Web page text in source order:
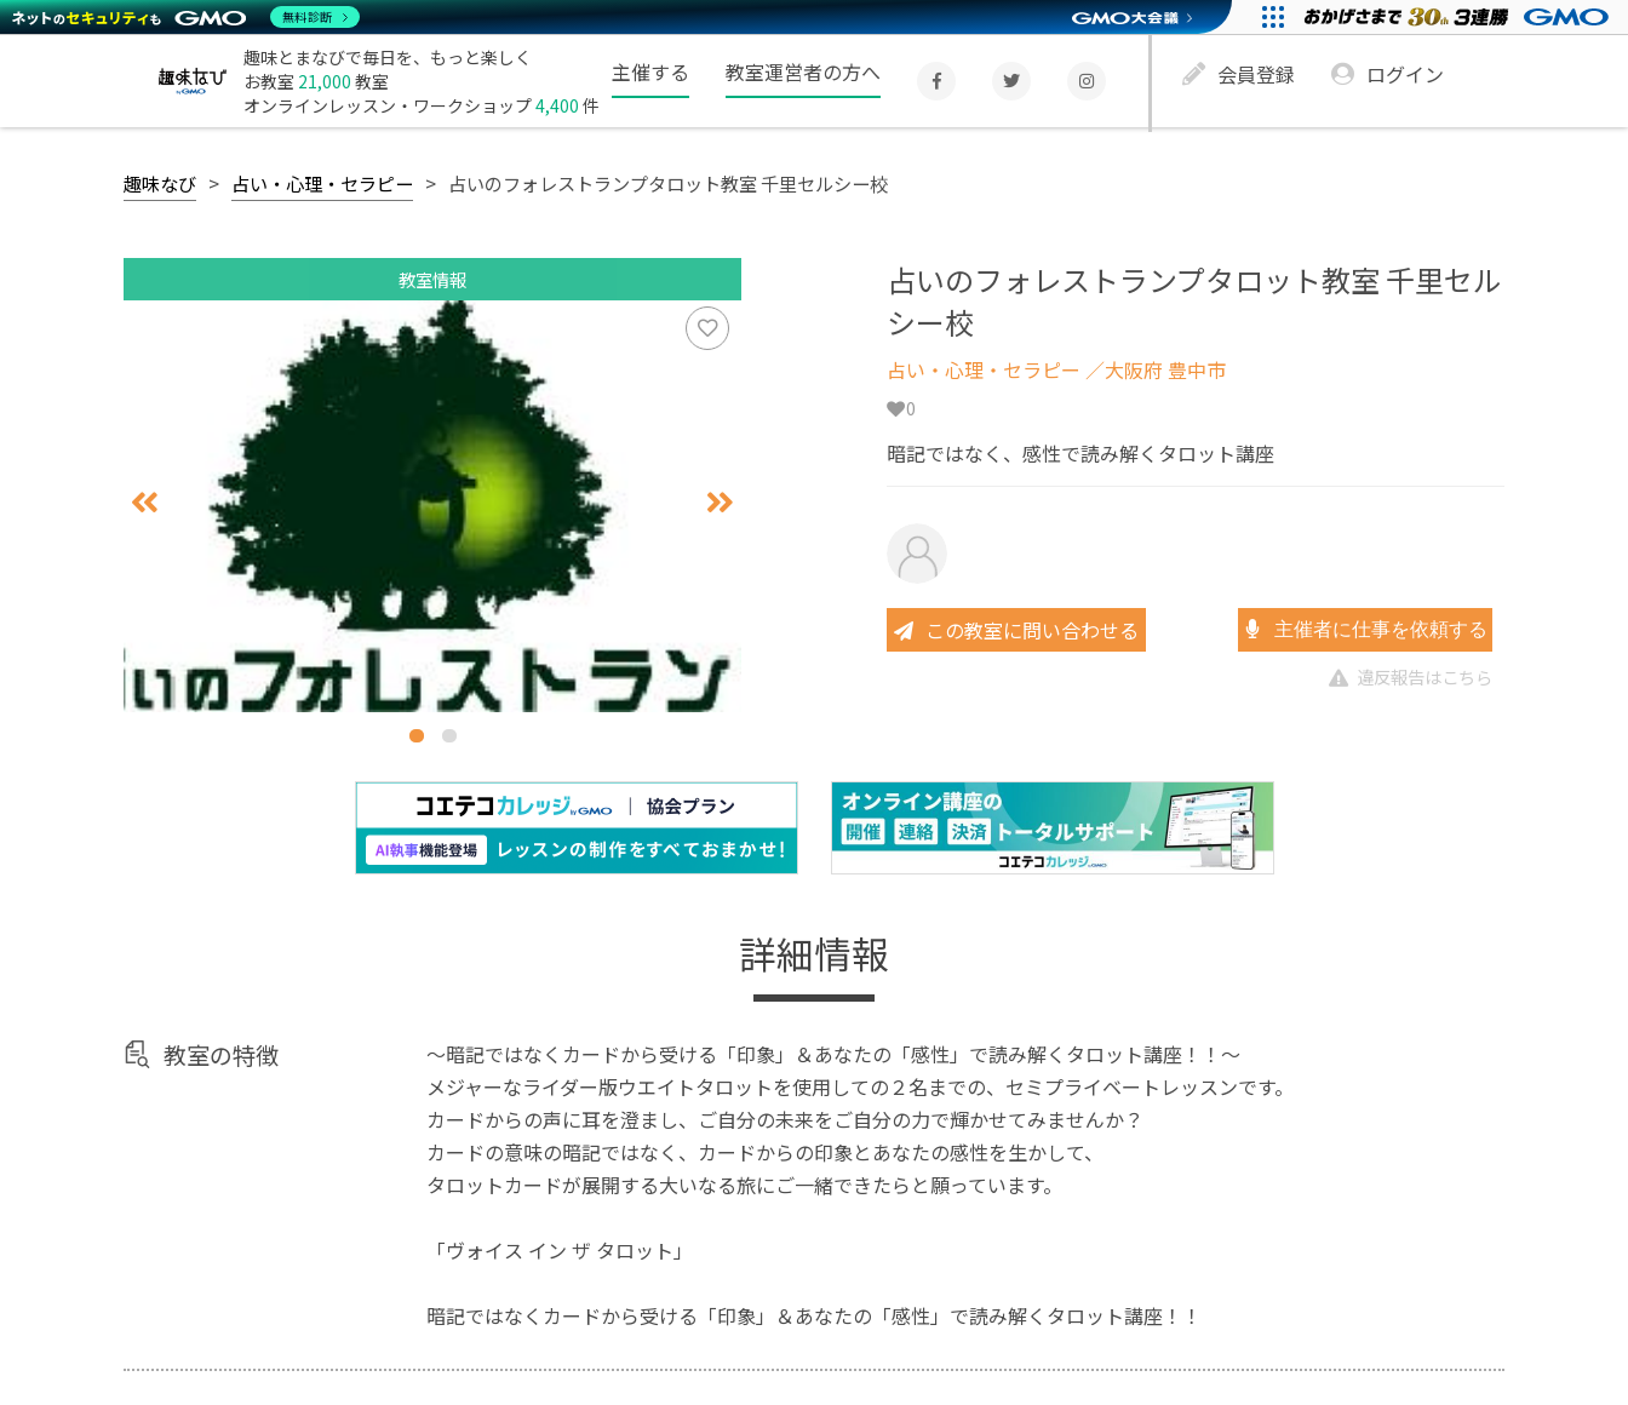
趣味とまなびで毎日を、もっと楽しく
お教室 21,000 教室
オンラインレッスン・ワークショップ4,400 件
主催する 教室運営者の方へ 会員登録 ログイン
趣味なび 占い・心理・セラピー 占いのフォレストランプタロット教室 千里セルシー校
教室情報
占いのフォレストランプタロット教室 千里セル
シー校
占い・心理・セラピー ／大阪府 豊中市
0
暗記ではなく、感性で読み解くタロット講座
この教室に問い合わせる 主催者に仕事を依頼する
違反報告はこちら
詳細情報
教室の特徴
〜暗記ではなくカードから受ける「印象」＆あなたの「感性」で読み解くタロット講座！！〜
メジャーなライダー版ウエイトタロットを使用しての２名までの、セミプライベートレッスンです。
カードからの声に耳を澄まし、ご自分の未来をご自分の力で輝かせてみませんか？
カードの意味の暗記ではなく、カードからの印象とあなたの感性を生かして、
タロットカードが展開する大いなる旅にご一緒できたらと願っています。
「ヴォイス イン ザ タロット」
暗記ではなくカードから受ける「印象」＆あなたの「感性」で読み解くタロット講座！！
無料診断